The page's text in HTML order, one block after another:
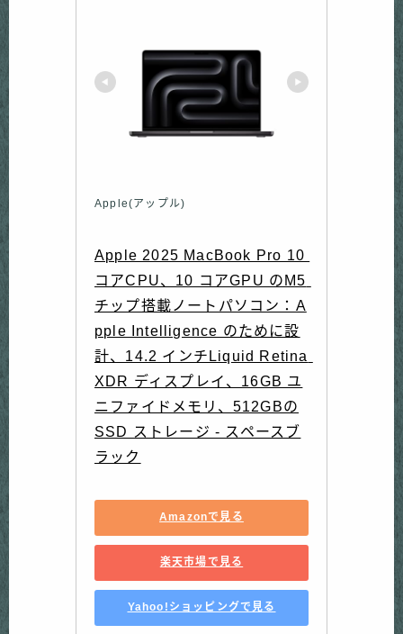
Apple(アップル)
Apple 2025 MacBook Pro 10
コアCPU、10 コアGPU のM5
チップ搭載ノートパソコン：A
pple Intelligence のために設
計、14.2 インチLiquid Retina
XDR ディスプレイ、16GB ユ
ニファイドメモリ、512GBの
SSD ストレージ - スペースブ
ラック
Amazonで見る
楽天市場で見る
Yahoo!ショッピングで見る